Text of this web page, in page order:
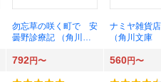
勿忘草の咲く町で 安
曇野診療記 （角川文
川草介／〔著〕
ナミヤ雑貨
（角川文庫
〔著〕
792円〜 560円〜